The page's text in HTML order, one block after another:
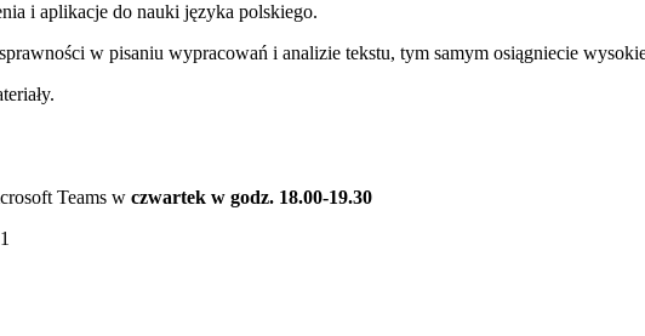
i aplikacje do nauki języka polskiego.
w pisaniu wypracowań i analizie tekstu, tym samym osiągniecie
Teams w czwartek w godz. 18.00-19.30